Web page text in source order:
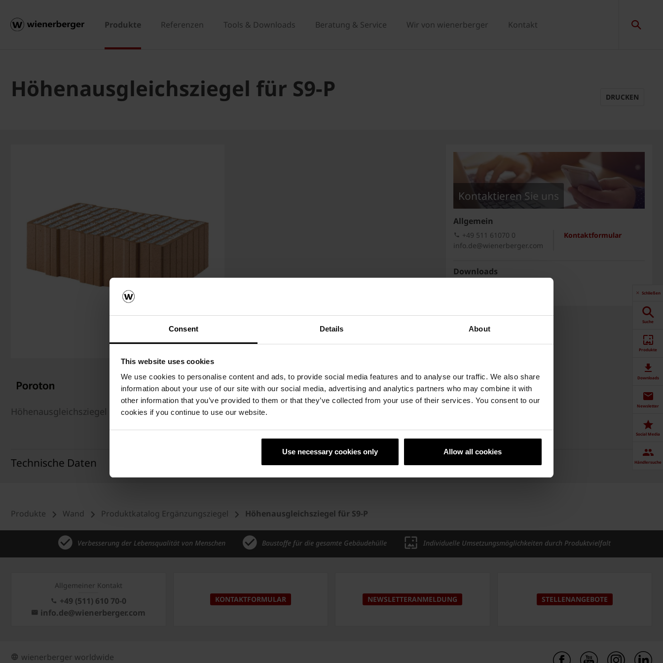
Consent Details About
This website uses cookies
We use cookies to personalise content and ads, to provide social media features and to analyse our traffic. We also share
information about your use of our site with our social media, advertising and analytics partners who may combine it with
other information that you’ve provided to them or that they’ve collected from your use of their services. You consent to our
cookies if you continue to use our website.
Use necessary cookies only Allow all cookies
Produkte Referenzen Tools & Downloads Beratung & Service Wir von wienerberger Kontakt
Höhenausgleichsziegel für S9-P DRUCKEN
Höhenausgleichsziegel für S9-P
Kontaktieren Sie uns
Allgemein
Kontaktformular
+49 511 61070 0
info.de@wienerberger.com
Downloads
Technische Daten
Schließen
Suche
Produkte
Downloads
Newsletter
Social Media
Händlersuche
Produkte Wand Produktkatalog Ergänzungsziegel Höhenausgleichsziegel für S9-P
Verbesserung der Lebensqualität von Menschen Baustoffe für die gesamte Gebäudehülle Individuelle Umsetzungsmöglichkeiten durch Produktvielfalt
Allgemeiner Kontakt
+49 (511) 610 70-0
info.de@wienerberger.com
KONTAKTFORMULAR NEWSLETTERANMELDUNG STELLENANGEBOTE
wienerberger worldwide